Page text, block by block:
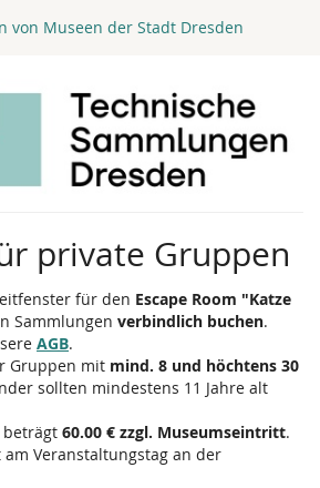
von Museen der Stadt Dresden
private Gruppen
für den Escape Room "Katze
Sammlungen verbindlich buchen.
AGB.
Gruppen mit mind. 8 und höchtens 30
sollten mindestens 11 Jahre alt
beträgt 60.00 € zzgl. Museumseintritt.
Veranstaltungstag an der